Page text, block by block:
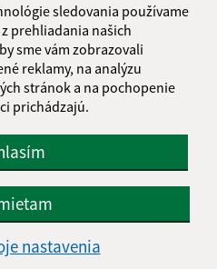
sledovania používame
prehliadania našich
sme vám zobrazovali
reklamy, na analýzu
stránok a na pochopenie
prichádzajú.
nastavenia